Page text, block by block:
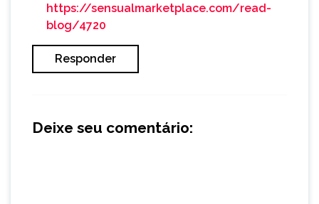
https://sensualmarketplace.com/read-
blog/4720
Responder
Deixe seu comentário: